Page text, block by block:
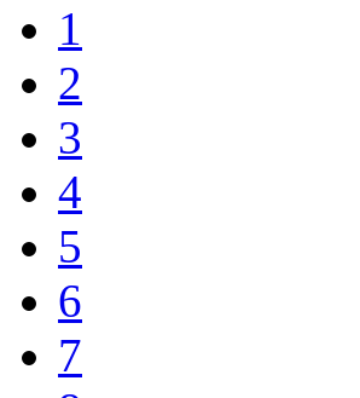
1
2
3
4
5
6
7